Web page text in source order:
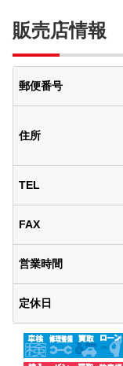
販売店情報
郵便番号
住所
TEL
FAX
営業時間
定休日